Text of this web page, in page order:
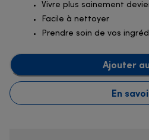
Vivre plus sainement
Facile à nettoyer
Prendre soin de vos
Ajouter
En